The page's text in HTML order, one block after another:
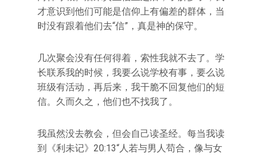
才意识到他们可能是信仰上有偏差的群体，当
时没有跟着他们去“信”，真是神的保守。
几次聚会没有任何得着，索性我就不去了。学
长联系我的时候，我要么说学校有事，要么说
班级有活动，再后来，我干脆不回复他们的短
信。久而久之，他们也不找我了。
我虽然没去教会，但会自己读圣经。每当我读
到《利未记》20:13“人若与男人苟合，像与女